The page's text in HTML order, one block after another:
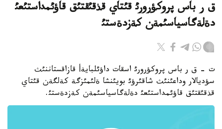
ق ر باس پروكؤرورئ قئتاي قذقئقتئق قاؤئمداستئعئ
دةلةگاسياسئمةن كةزدةستئ
ت - ق ر باس پروكؤرورئ اسقات داؤئلبايةأ قازاقستاننئث
سؤديالار وداعئنئث شاقئرؤئ بويئنشا ةلئمئزگة كةلگةن قئتاي
قذقئقتئق قاؤئمداستئعئ دةلةگاسياسئمةن كةزدةستئ.